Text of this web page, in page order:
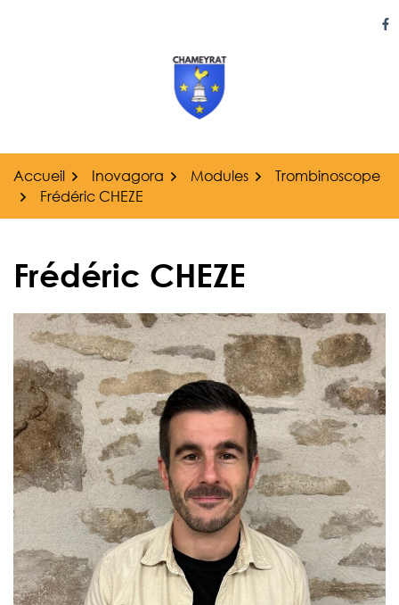
Accueil Inovagora Modules
Trombinoscope
Frédéric CHEZE
Frédéric CHEZE